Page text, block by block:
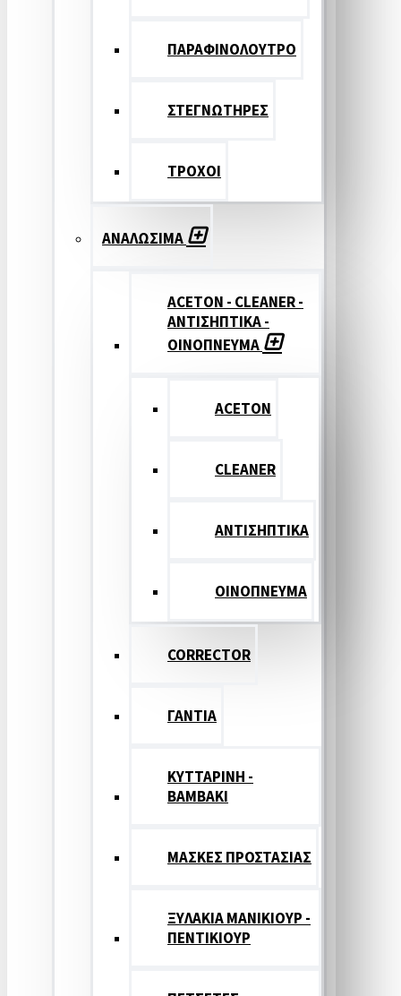
ΠΑΡΑΦΙΝΟΛΟΥΤΡΟ
ΣΤΕΓΝΩΤΗΡΕΣ
ΤΡΟΧΟΙ
ΑΝΑΛΩΣΙΜΑ
ACETON - CLEANER -
ΑΝΤΙΣΗΠΤΙΚΑ -
ΟΙΝΟΠΝΕΥΜΑ
ACETON
CLEANER
ΑΝΤΙΣΗΠΤΙΚΑ
ΟΙΝΟΠΝΕΥΜΑ
CORRECTOR
ΓΑΝΤΙΑ
ΚΥΤΤΑΡΙΝΗ -
ΒΑΜΒΑΚΙ
ΜΑΣΚΕΣ ΠΡΟΣΤΑΣΙΑΣ
ΞΥΛΑΚΙΑ ΜΑΝΙΚΙΟΥΡ -
ΠΕΝΤΙΚΙΟΥΡ